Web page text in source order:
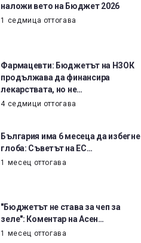
наложи вето на Бюджет 2026
1 седмица оттогава
Фармацевти: Бюджетът на НЗОК
продължава да финансира
лекарствата, но не…
4 седмици оттогава
България има 6 месеца да избегне
глоба: Съветът на ЕС…
1 месец оттогава
"Бюджетът не става за чеп за
зеле": Коментар на Асен…
1 месец оттогава